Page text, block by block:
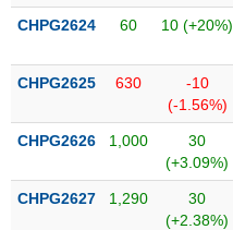
tức
sự
Tài
lý
thị
CHPG2624 60 10 (+20%)
CHPG2625 630
-10
(-1.56%)
CHPG2626 1,000
30
(+3.09%)
CHPG2627 1,290
30
(+2.38%)
NGHIỆP
TIÊU
DÙNG